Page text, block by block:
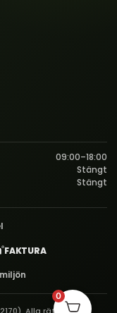
09:00–18:00
Stängt
Stängt
FAKTURA
0